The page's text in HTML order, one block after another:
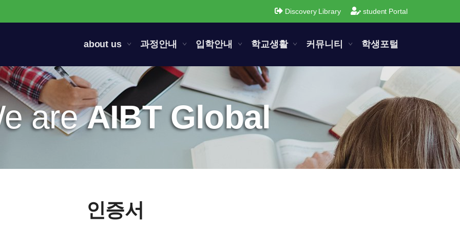
Discovery Library student Portal
about us 과정안내 입학안내 학교생활 커뮤니티 학생포털
areAIBT Global
인증서